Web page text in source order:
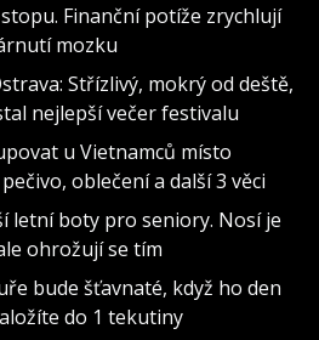
Finanční potíže zrychlují
mozku
Střízlivý, mokrý od deště,
nejlepší večer festivalu
u Vietnamců místo
oblečení a další 3 věci
letní boty pro seniory. Nosí je
ohrožují se tím
bude šťavnaté, když ho den
do 1 tekutiny